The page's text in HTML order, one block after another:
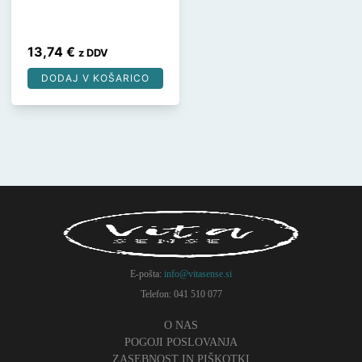
13,74€ z DDV
DODAJ V KOŠARICO
E-pošta: info@vitasense.si
Telefon: 041 510 077
O NAS
POGOJI POSLOVANJA
ZASEBNOST IN PIŠKOTKI